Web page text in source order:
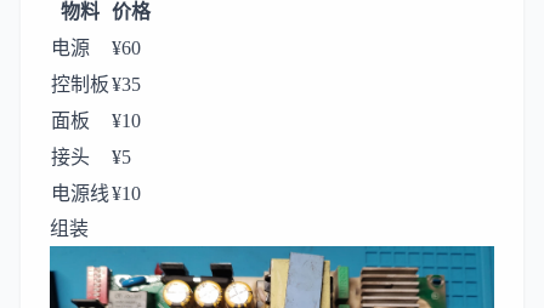
物料 价格
电源
¥60
控制板¥35
面板
¥10
接头
¥5
电源线¥10
组装